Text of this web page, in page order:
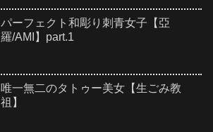
パーフェクト和彫り刺青女子【亞
羅/AMI】part.1
唯一無二のタトゥー美女【生ごみ教
祖】